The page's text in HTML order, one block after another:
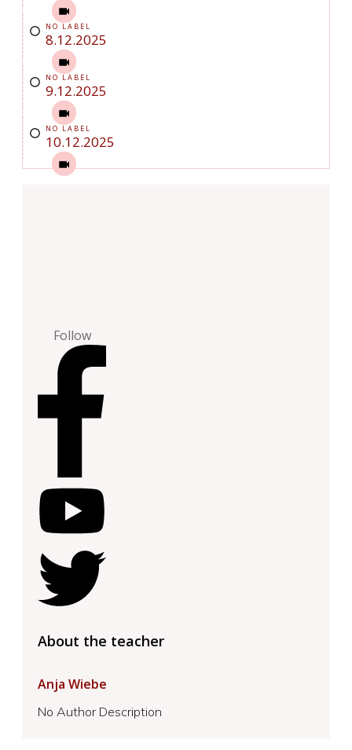
NO LABEL
8.12.2025
NO LABEL
9.12.2025
NO LABEL
10.12.2025
Follow
About the teacher
Anja Wiebe
No Author Description